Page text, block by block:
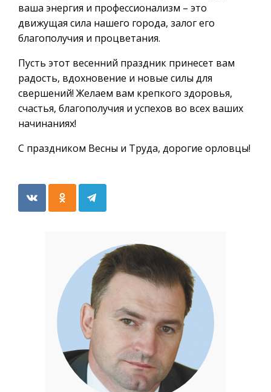
ваша энергия и профессионализм – это
движущая сила нашего города, залог его
благополучия и процветания.
Пусть этот весенний праздник принесет вам
радость, вдохновение и новые силы для
свершений! Желаем вам крепкого здоровья,
счастья, благополучия и успехов во всех ваших
начинаниях!
С праздником Весны и Труда, дорогие орловцы!